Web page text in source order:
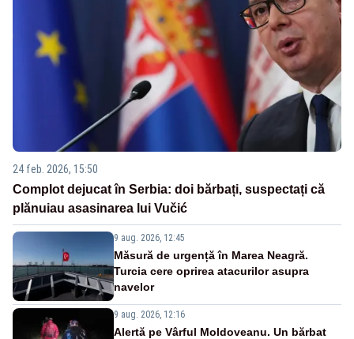
24 feb. 2026, 15:50
Complot dejucat în Serbia: doi bărbați, suspectați că
plănuiau asasinarea lui Vučić
9 aug. 2026, 12:45
Măsură de urgență în Marea Neagră.
Turcia cere oprirea atacurilor asupra
navelor
9 aug. 2026, 12:16
Alertă pe Vârful Moldoveanu. Un bărbat